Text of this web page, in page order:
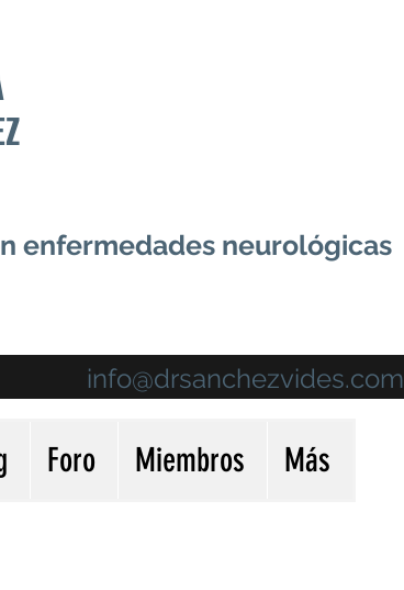
enfermedades neurológicas
info@drsanchezvides.com
Foro Miembros Más